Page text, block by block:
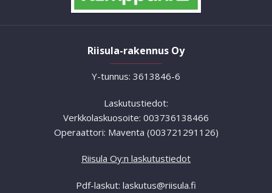
Riisula-rakennus Oy
Y-tunnus: 3613846-6
Laskutustiedot:
Verkkolaskuosoite: 003736138466
Operaattori: Maventa (003721291126)
Riisula Oy:n laskutustiedot
Pdf-laskut: laskutus@riisula.fi